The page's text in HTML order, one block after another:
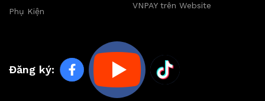
Phụ Kiện
VNPAY trên Website
Đăng ký: